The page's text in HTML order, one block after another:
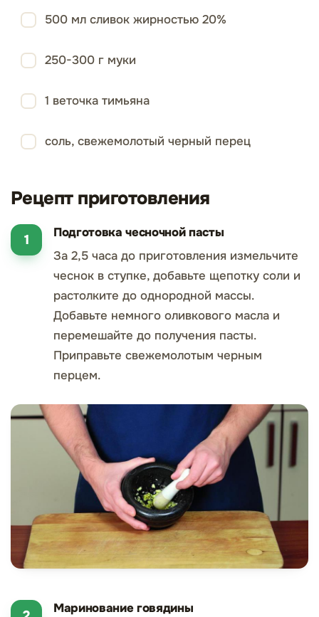
500 мл сливок жирностью 20%
250-300 г муки
1 веточка тимьяна
соль, свежемолотый черный перец
Рецепт приготовления
Подготовка чесночной пасты
За 2,5 часа до приготовления измельчите
чеснок в ступке, добавьте щепотку соли и
растолките до однородной массы.
Добавьте немного оливкового масла и
перемешайте до получения пасты.
Приправьте свежемолотым черным
перцем.
Маринование говядины